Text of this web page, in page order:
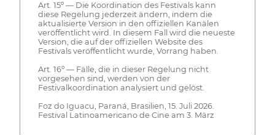
Art. 15º — Die Koordination des Festivals kann
diese Regelung jederzeit ändern, indem die
aktualisierte Version in den offiziellen Kanälen
veröffentlicht wird. In diesem Fall wird die neueste
Version, die auf der offiziellen Website des
Festivals veröffentlicht wurde, Vorrang haben.
Art. 16º — Fälle, die in dieser Regelung nicht
vorgesehen sind, werden von der
Festivalkoordination analysiert und gelöst.
Foz do Iguacu, Paraná, Brasilien, 15. Juli 2026.
Festival Latinoamericano de Cine am 3. März